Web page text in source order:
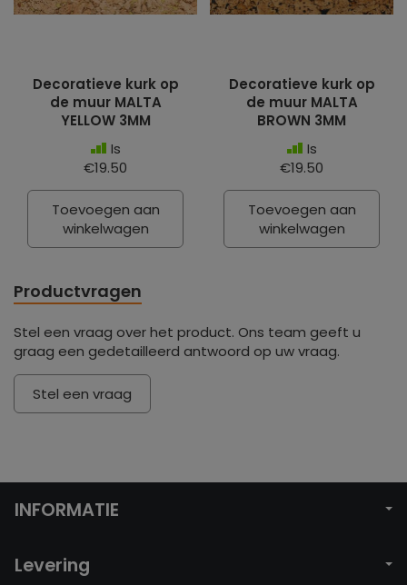
Decoratieve kurk op
de muur MALTA
YELLOW 3MM
Is
€19.50
Toevoegen aan
winkelwagen
Decoratieve kurk op
de muur MALTA
BROWN 3MM
Is
€19.50
Toevoegen aan
winkelwagen
Productvragen
Stel een vraag over het product. Ons team geeft u
graag een gedetailleerd antwoord op uw vraag.
Stel een vraag
INFORMATIE
Levering